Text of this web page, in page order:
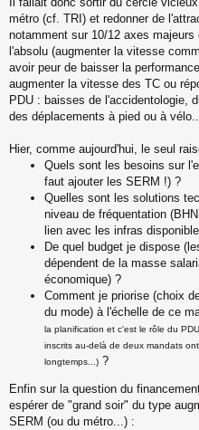
métro (cf. TRI) et redonner de
notamment sur 10/12 axes
l'absolu (augmenter la vitesse
avoir peur de baisser la
augmenter la vitesse des TC ou
PDU : baisses de l'accidentologie,
des déplacements à pied ou à
Hier, comme aujourd'hui, le seul
Quels sont les besoins sur
faut ajouter les SERM !) ?
Quelles sont les solutions
niveau de fréquentation
lien avec les infras
De quel budget je dispose
dépendent de la masse
économique) ?
Comment je priorise (choix
du mode) à l'échelle de ce
la planification et c'est le rôle du
inscrits au-delà de deux mandats
longtemps...) ?
Enfin sur la question du
espérer de "grand soir" du type
SERM (ou du métro...) :